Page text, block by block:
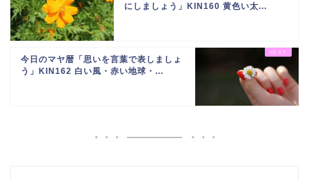
にしましょう」KIN160 黄色い太...
今日のマヤ暦「思いを言葉で表しましょ
う」KIN162 白い風・赤い地球・...